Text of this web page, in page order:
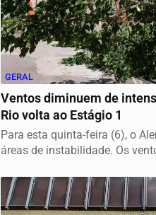
GERAL
Ventos diminuem de
Rio volta ao Estágio 1
Para esta quinta-feira (6), o
áreas de instabilidade. Os